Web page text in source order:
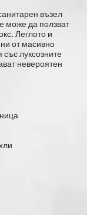
възел
може да ползват
Леглото и
от масивно
луксозните
невероятен